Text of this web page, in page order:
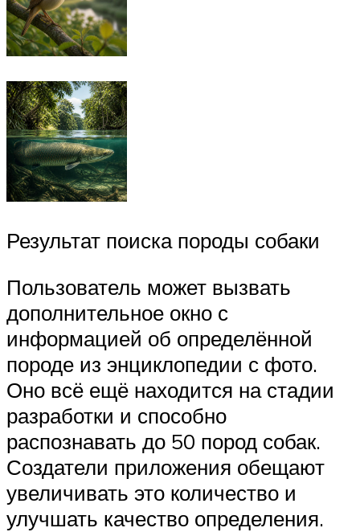
Результат поиска породы собаки
Пользователь может вызвать
дополнительное окно с
информацией об определённой
породе из энциклопедии с фото.
Оно всё ещё находится на стадии
разработки и способно
распознавать до 50 пород собак.
Создатели приложения обещают
увеличивать это количество и
улучшать качество определения.